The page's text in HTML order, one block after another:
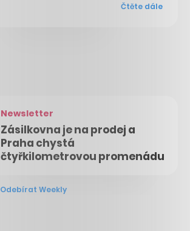
Čtěte dále
Newsletter
Zásilkovna je na prodej a
Praha chystá
čtyřkilometrovou promenádu
Odebírat Weekly